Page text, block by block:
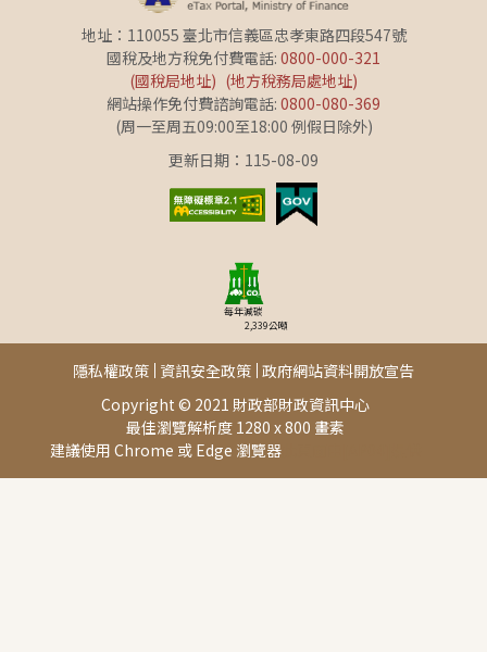
地址：110055 臺北市信義區忠孝東路四段547號
國稅及地方稅免付費電話: 0800-000-321
(國稅局地址) (地方稅務局處地址)
網站操作免付費諮詢電話: 0800-080-369
(周一至周五09:00至18:00 例假日除外)
更新日期：115-08-09
每年減碳
2,339公噸
Copyright © 2021 財政部財政資訊中心
最佳瀏覽解析度 1280 x 800 畫素
建議使用 Chrome 或 Edge 瀏覽器此頁面由[AP04]提供
隱私權政策 資訊安全政策 政府網站資料開放宣告